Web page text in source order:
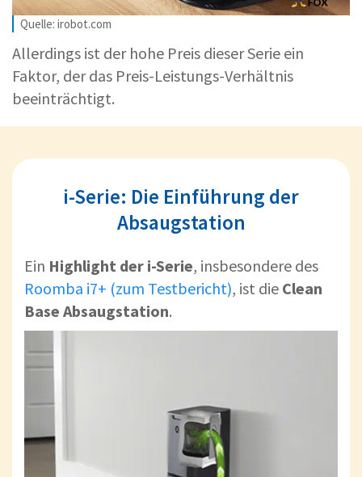
Quelle: irobot.com
Allerdings ist der hohe Preis dieser Serie ein
Faktor, der das Preis-Leistungs-Verhältnis
beeinträchtigt.
i-Serie: Die Einführung der
Absaugstation
Ein Highlight der i-Serie, insbesondere des
Roomba i7+ (zum Testbericht), ist die Clean
Base Absaugstation.